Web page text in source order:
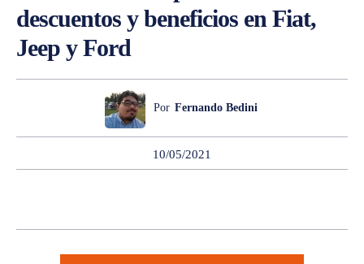
descuentos y beneficios en Fiat,
Jeep y Ford
Por Fernando Bedini
10/05/2021